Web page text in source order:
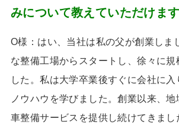
みについて教えていただけま
O様：はい、当社は私の父が創業しま
な整備工場からスタートし、徐々に規
した。私は大学卒業後すぐに会社に
ノウハウを学びました。創業以来、
車整備サービスを提供し続けてきまし